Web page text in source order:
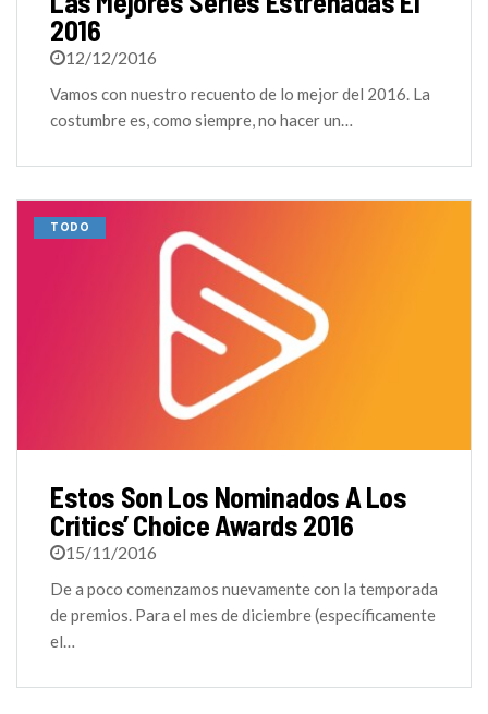
2016
12/12/2016
Vamos con nuestro recuento de lo mejor del 2016. La
costumbre es, como siempre, no hacer un…
TODO
Estos Son Los Nominados A Los
Critics’ Choice Awards 2016
15/11/2016
De a poco comenzamos nuevamente con la temporada
de premios. Para el mes de diciembre (específicamente
el…